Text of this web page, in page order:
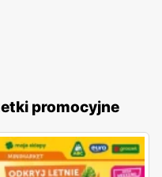
promocyjne